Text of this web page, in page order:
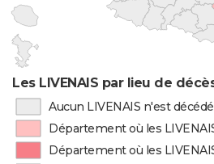
Les LIVENAIS par lieu de
Aucun LIVENAIS n'est
Département où les
Département où les